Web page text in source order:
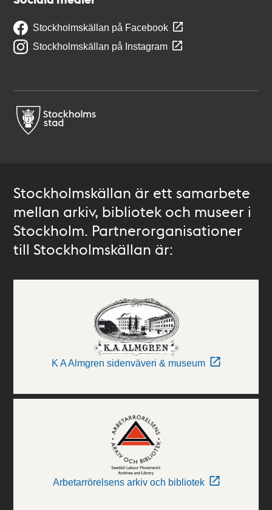
Stockholmskällan på Facebook
Stockholmskällan på Instagram
Stockholmskällan är ett samarbete
mellan arkiv, bibliotek och museer i
Stockholm. Partnerorganisationer
till Stockholmskällan är:
K A Almgren sidenväveri & museum
Arbetarrörelsens arkiv och bibliotek